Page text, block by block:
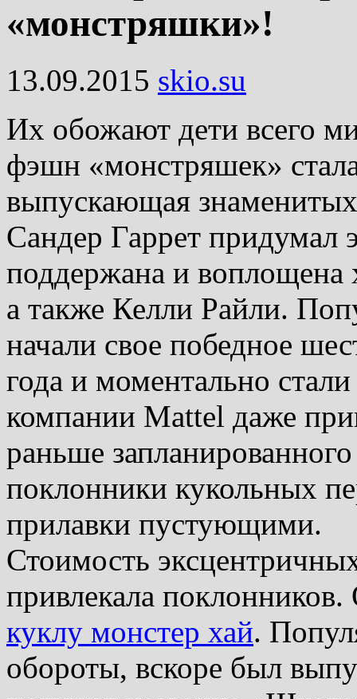
«монстряшки»!
13.09.2015 skio.su
Их обожают дети всего
фэшн «монстряшек»
выпускающая
Сандер Гаррет придумал
поддержана и
а также Келли Райли.
начали свое победное
года и моментально
компании Mattel даже
раньше
поклонники кукольных
прилавки пустующими.
Стоимость
привлекала
куклу монстер хай.
обороты, вскоре был